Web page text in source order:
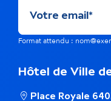
t
h
é
Format attendu :
Hôtel de Ville
Place Royale